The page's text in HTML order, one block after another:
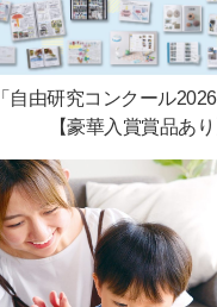
「自由研究コンクール
【豪華入賞賞品あり